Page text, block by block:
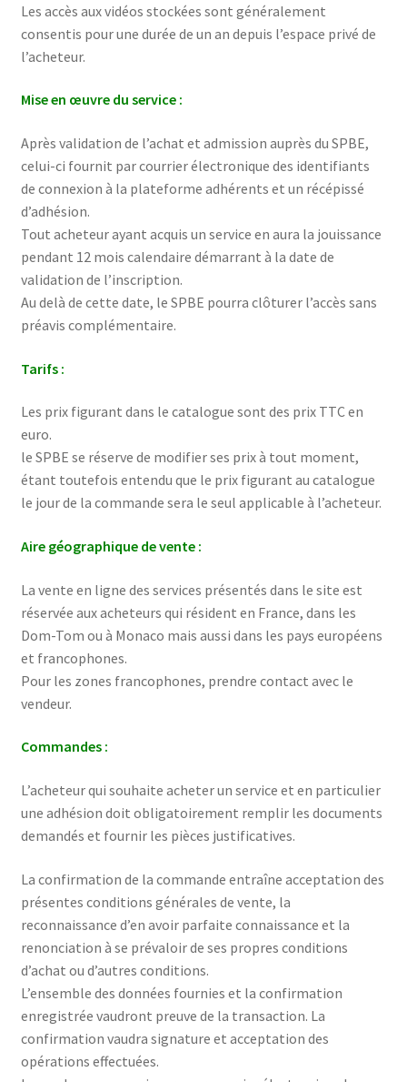
Les accès aux vidéos stockées sont généralement
consentis pour une durée de un an depuis l’espace privé de
l’acheteur.
Mise en œuvre du service :
Après validation de l’achat et admission auprès du SPBE,
celui-ci fournit par courrier électronique des identifiants
de connexion à la plateforme adhérents et un récépissé
d’adhésion.
Tout acheteur ayant acquis un service en aura la jouissance
pendant 12 mois calendaire démarrant à la date de
validation de l’inscription.
Au delà de cette date, le SPBE pourra clôturer l’accès sans
préavis complémentaire.
Tarifs :
Les prix figurant dans le catalogue sont des prix TTC en
euro.
le SPBE se réserve de modifier ses prix à tout moment,
étant toutefois entendu que le prix figurant au catalogue
le jour de la commande sera le seul applicable à l’acheteur.
Aire géographique de vente :
La vente en ligne des services présentés dans le site est
réservée aux acheteurs qui résident en France, dans les
Dom-Tom ou à Monaco mais aussi dans les pays européens
et francophones.
Pour les zones francophones, prendre contact avec le
vendeur.
Commandes :
L’acheteur qui souhaite acheter un service et en particulier
une adhésion doit obligatoirement remplir les documents
demandés et fournir les pièces justificatives.
La confirmation de la commande entraîne acceptation des
présentes conditions générales de vente, la
reconnaissance d’en avoir parfaite connaissance et la
renonciation à se prévaloir de ses propres conditions
d’achat ou d’autres conditions.
L’ensemble des données fournies et la confirmation
enregistrée vaudront preuve de la transaction. La
confirmation vaudra signature et acceptation des
opérations effectuées.